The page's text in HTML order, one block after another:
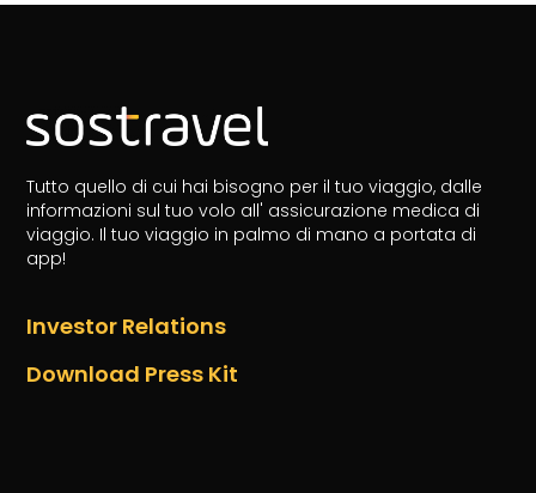
Tutto quello di cui hai bisogno per il tuo viaggio, dalle
informazioni sul tuo volo all' assicurazione medica di
viaggio. Il tuo viaggio in palmo di mano a portata di
app!
Investor Relations
Download Press Kit